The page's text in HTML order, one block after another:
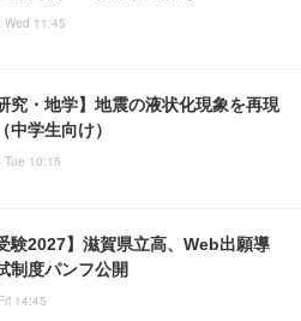
Wed 11:45
究・地学】地震の液状化現象を再現
中学生向け）
Tue 10:15
験2027】滋賀県立高、Web出願導
制度パンフ公開
14:45